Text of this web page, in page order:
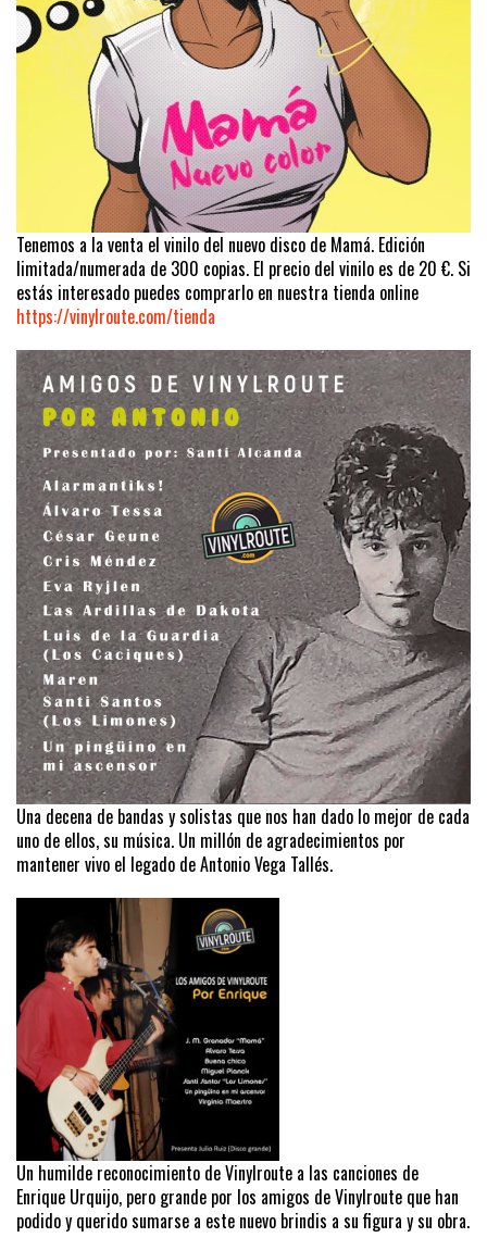
Tenemos a la venta el vinilo del nuevo disco de Mamá. Edición
limitada/numerada de 300 copias. El precio del vinilo es de 20 €. Si
estás interesado puedes comprarlo en nuestra tienda online
https://vinylroute.com/tienda
Una decena de bandas y solistas que nos han dado lo mejor de cada
uno de ellos, su música. Un millón de agradecimientos por
mantener vivo el legado de Antonio Vega Tallés.
Un humilde reconocimiento de Vinylroute a las canciones de
Enrique Urquijo, pero grande por los amigos de Vinylroute que han
podido y querido sumarse a este nuevo brindis a su figura y su obra.